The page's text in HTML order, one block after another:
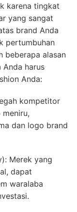
karena tingkat
yang sangat
brand Anda
pertumbuhan
beberapa alasan
Anda harus
Anda:
kompetitor
dan logo brand
Merek yang
dapat
waralaba